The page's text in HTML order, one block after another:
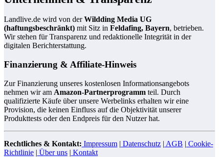
Landlive.de wird von derWildding Media UG
(haftungsbeschränkt) mit Sitz in Feldafing, Bayern, betrieben.
Wir stehen für Transparenz und redaktionelle Integrität in der
digitalen Berichterstattung.
Finanzierung & Affiliate-Hinweis
Zur Finanzierung unseres kostenlosen Informationsangebots
nehmen wir am Amazon-Partnerprogramm teil. Durch
qualifizierte Käufe über unsere Werbelinks erhalten wir eine
Provision, die keinen Einfluss auf die Objektivität unserer
Produkttests oder den Endpreis für den Nutzer hat.
Rechtliches & Kontakt: Impressum | Datenschutz | AGB | Cookie-
Richtlinie | Über uns | Kontakt